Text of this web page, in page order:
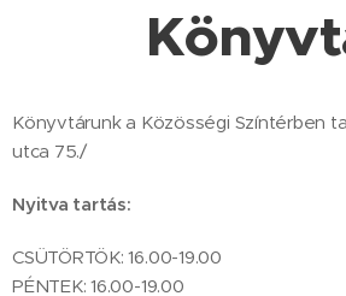
Könyvtárunk a Közösségi Színtérben
utca 75./
Nyitva tartás:
CSÜTÖRTÖK: 16.00-19.00
PÉNTEK: 16.00-19.00